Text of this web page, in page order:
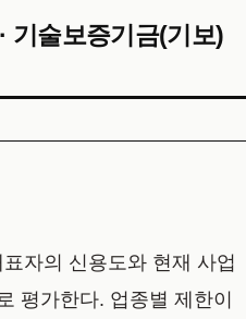
기술보증기금(기보)
자의 신용도와 현재 사업
평가한다. 업종별 제한이